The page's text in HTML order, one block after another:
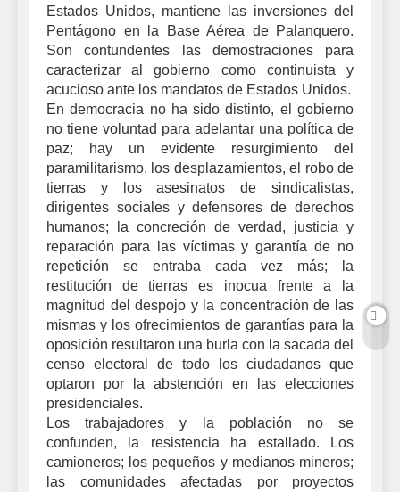
Estados Unidos, mantiene las inversiones del
Pentágono en la Base Aérea de Palanquero.
Son contundentes las demostraciones para
caracterizar al gobierno como continuista y
acucioso ante los mandatos de Estados Unidos.
En democracia no ha sido distinto, el gobierno
no tiene voluntad para adelantar una política de
paz; hay un evidente resurgimiento del
paramilitarismo, los desplazamientos, el robo de
tierras y los asesinatos de sindicalistas,
dirigentes sociales y defensores de derechos
humanos; la concreción de verdad, justicia y
reparación para las víctimas y garantía de no
repetición se entraba cada vez más; la
restitución de tierras es inocua frente a la
magnitud del despojo y la concentración de las
mismas y los ofrecimientos de garantías para la
oposición resultaron una burla con la sacada del
censo electoral de todo los ciudadanos que
optaron por la abstención en las elecciones
presidenciales.
Los trabajadores y la población no se
confunden, la resistencia ha estallado. Los
camioneros; los pequeños y medianos mineros;
las comunidades afectadas por proyectos